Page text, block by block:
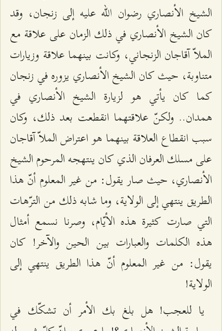
الشيخ الأنصاري رضوان الله عليه إلى زنجان، وقد
كان الشيخ الأنصاري في ذلك الزمان على علاقة مع
الملاّ آقاجان الزنجاني، وكانت بينهما علاقة وزيارات
متناوبة، حيث كان الشيخ الأنصاري يزوره في زنجان
كما كان يأتي هو لزيارة الشيخ الأنصاري في
همدان.. ولكنّ علاقتهما انقطعت بعد ذلك، وكان
سبب انقطاع العلاقة بينهما هو اعتراض الملاّ آقاجان
على مسلك العرفان الذي كان ينتهجه المرحوم الشيخ
الأنصاري، حيث صار يقول: من غير المعلوم أنّ هذا
الطريق ينتهي إلى الولاية، وما شابه ذلك من الترّهات
التي صارت كثيرة هذه الأيّام، وصرنا نسمع أمثال
هذه الكلمات والعبارات بين الحين والآخر! كان
يقول: من غير المعلوم أنّ هذا الطريق ينتهي إلى
الولاية!
يا للعجب! هل بلغ بك الأمر أن تشكّك في